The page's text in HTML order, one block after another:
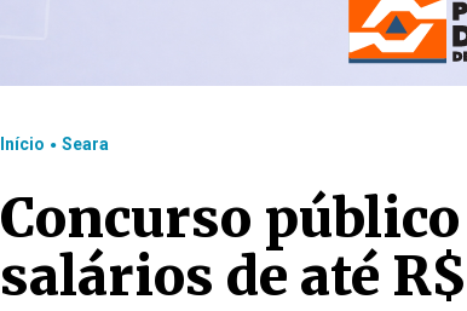
Início . Seara
Concurso
salários de até